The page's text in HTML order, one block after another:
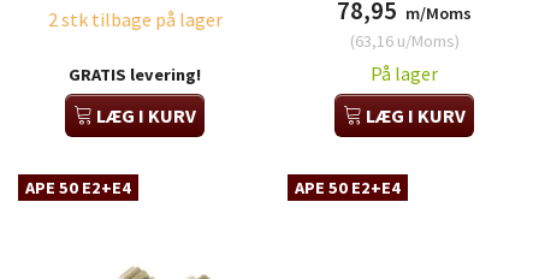
2 stk tilbage på lager
GRATIS levering!
LÆG I KURV
78,95 m/Moms
(63,16u/Moms)
På lager
LÆG I KURV
APE 50 E2+E4 APE 50 E2+E4